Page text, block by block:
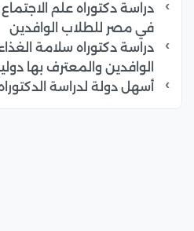
دراسة دكتوراه علم الاجتماع
في مصر للطلاب الوافدين
دراسة دكتوراه سلامة
الوافدين والمعترف بها دوليا
أسهل دولة لدراسة